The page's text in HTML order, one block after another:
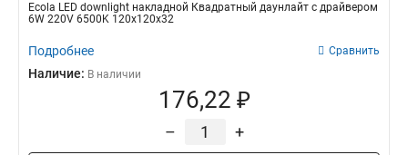
Ecola LED downlight накладной Квадратный даунлайт с драйвером
6W 220V 6500K 120x120x32
Подробнее Сравнить
Наличие: В наличии
176,22 ₽
– +